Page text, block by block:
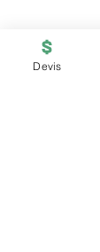
Devis